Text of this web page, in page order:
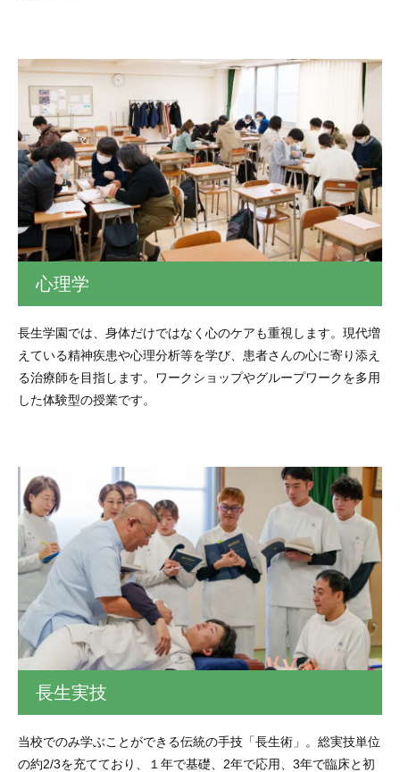
心理学
長生学園では、身体だけではなく心のケアも重視します。現代増
えている精神疾患や心理分析等を学び、患者さんの心に寄り添え
る治療師を目指します。ワークショップやグループワークを多用
した体験型の授業です。
長生実技
当校でのみ学ぶことができる伝統の手技「長生術」。総実技単位
の約2/3を充てており、１年で基礎、2年で応用、3年で臨床と初